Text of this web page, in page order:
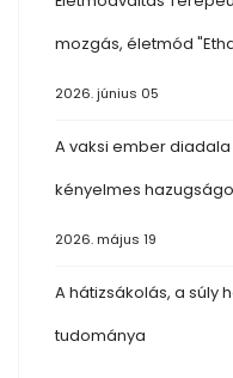
mozgás, életmód
2026. június 05
A vaksi ember
kényelmes
2026. május 19
A hátizsákolás, a súly
tudománya